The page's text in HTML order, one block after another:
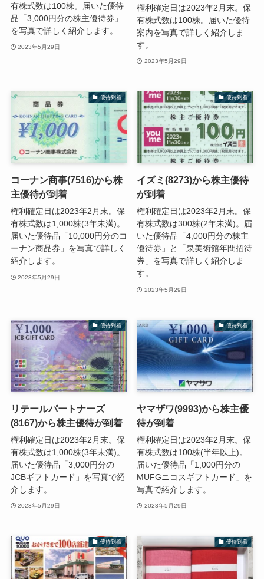
有株式数は100株。届いた優待
品「3,000円分の株主優待券」
を写真で詳しく紹介します。
2023年5月29日
権利確定日は2023年2月末。保
有株式数は100株。届いた優待
案内を写真で詳しく紹介しま
す。
2023年5月29日
優待到着
コーナン商事(7516)から株
主優待が到着
権利確定日は2023年2月末。保
有株式数は1,000株(3年未満)。
届いた優待品「10,000円分のコ
ーナン商品券」を写真で詳しく
紹介します。
2023年5月29日
優待到着
イズミ(8273)から株主優待
が到着
権利確定日は2023年2月末。保
有株式数は300株(2年未満)。届
いた優待品「4,000円分の株主
優待券」と「泉美術館年間招待
券」を写真で詳しく紹介しま
す。
2023年5月29日
優待到着
リテールパートナーズ
(8167)から株主優待が到着
権利確定日は2023年2月末。保
有株式数は1,000株(3年未満)。
届いた優待品「3,000円分の
JCBギフトカード」を写真で紹
介します。
2023年5月29日
優待到着
ヤマザワ(9993)から株主優
待が到着
権利確定日は2023年2月末。保
有株式数は100株(半年以上)。
届いた優待品「1,000円分の
MUFGニコスギフトカード」を
写真で紹介します。
2023年5月29日
優待到着 優待到着